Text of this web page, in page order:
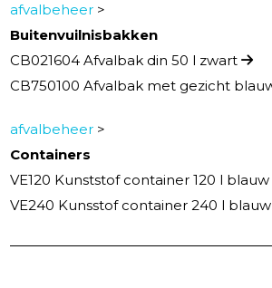
afvalbeheer >
Buitenvuilnisbakken
CB021604 Afvalbak din 50 l zwart
CB750100 Afvalbak met gezicht
afvalbeheer >
Containers
VE120 Kunststof container 120 l
VE240 Kunsstof container 240 l